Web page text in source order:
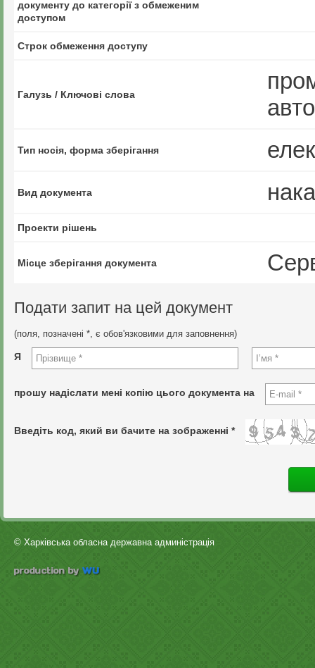
документу до категорії з обмеженим
доступом
Строк обмеження доступу
Галузь / Ключові слова
Тип носія, форма зберігання
Вид документа
Проекти рішень
Місце зберігання документа
Подати запит на цей документ
(поля, позначені *, є обов'язковими для заповнення)
Я
прошу надіслати мені копію цього документа на
Введіть код, який ви бачите на зображенні *
© Харківська обласна державна админістрація